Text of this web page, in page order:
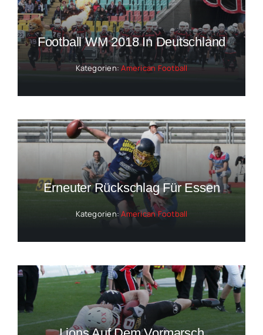
Football WM 2018 In Deutschland
Kategorien:American Football
Erneuter Rückschlag Für Essen
Kategorien:American Football